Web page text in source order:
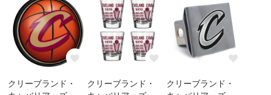
クリーブランド・
クリーブランド・
クリーブランド・